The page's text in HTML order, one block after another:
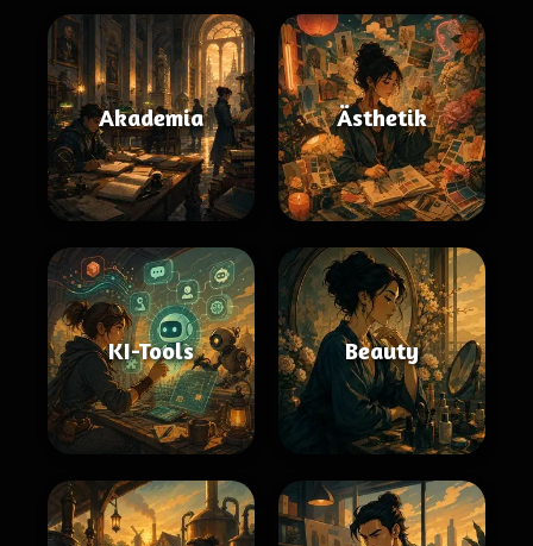
Akademia Ästhetik
KI-Tools Beauty